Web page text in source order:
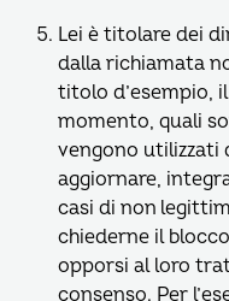
Lei è titolare dei
dalla richiamata
titolo d’esempio,
momento, quali
vengono utilizzati
aggiornare,
casi di non
chiederne il
opporsi al loro
consenso. Per